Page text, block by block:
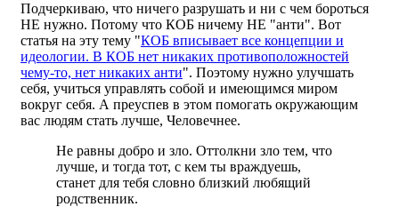
Подчеркиваю, что ничего разрушать и ни с чем бороться
НЕ нужно. Потому что КОБ ничему НЕ "анти". Вот
статья на эту тему "КОБ вписывает все концепции и
идеологии. В КОБ нет никаких противоположностей
чему-то, нет никаких анти". Поэтому нужно улучшать
себя, учиться управлять собой и имеющимся миром
вокруг себя. А преуспев в этом помогать окружающим
вас людям стать лучше, Человечнее.
Не равны добро и зло. Оттолкни зло тем, что
лучше, и тогда тот, с кем ты враждуешь,
станет для тебя словно близкий любящий
родственник.